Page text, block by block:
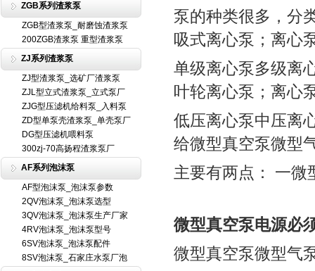
ZGB系列渣浆泵
ZGB型渣浆泵_耐磨蚀渣浆泵
200ZGB渣浆泵 重型渣浆泵
ZJ系列渣浆泵
ZJ型渣浆泵_选矿厂渣浆泵
ZJL型立式渣浆泵_立式泵厂
ZJG型压滤机给料泵_入料泵
ZD型单泵壳渣浆泵_单壳泵厂
DG型压滤机喂料泵
300zj-70高扬程渣浆泵厂
AF系列泡沫泵
AF型泡沫泵_泡沫泵参数
2QV泡沫泵_泡沫泵选型
3QV泡沫泵_泡沫泵生产厂家
4RV泡沫泵_泡沫泵型号
6SV泡沫泵_泡沫泵配件
8SV泡沫泵_石家庄水泵厂泡
泵的种类很多，分
吸式离心泵；离心
单级离心泵多级离
叶轮离心泵；离心
低压离心泵中压离
给微型真空泵微型
主要有两点： 一微
微型真空泵电源必
微型真空泵微型气